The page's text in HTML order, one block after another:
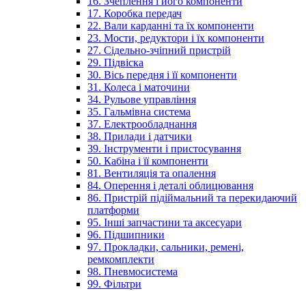
17. Коробка передач
22. Вали карданні та їх компоненти
23. Мости, редуктори і їх компоненти
27. Сідельно-зчіпний пристрій
29. Підвіска
30. Вісь передня і її компоненти
31. Колеса і маточини
34. Рульове управління
35. Гальмівна система
37. Електрообладнання
38. Прилади і датчики
39. Інструменти і пристосування
50. Кабіна і її компоненти
81. Вентиляція та опалення
84. Оперення і деталі облицювання
86. Пристрій підіймальний та перекидаючий
платформи
95. Інші запчастини та аксесуари
96. Підшипники
97. Прокладки, сальники, ремені,
ремкомплекти
98. Пневмосистема
99. Фільтри